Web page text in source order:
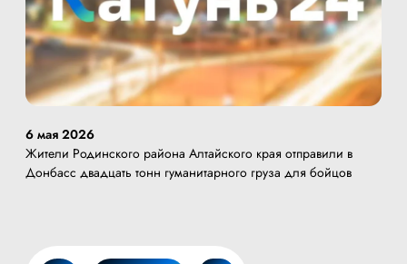
6 мая 2026
Жители Родинского района Алтайского края отправили в
Донбасс двадцать тонн гуманитарного груза для бойцов